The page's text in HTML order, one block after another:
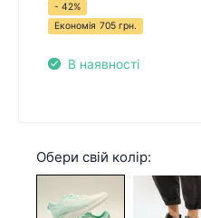
- 42%
Економія 705 грн.
В наявності
Обери свій колір: